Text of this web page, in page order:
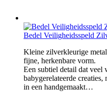
Bedel Veiligheidsspeld
Kleine zilverkleurige
fijne, herkenbare vorm.
Een subtiel detail dat veel
babygerelateerde creaties,
in een handgemaakt…